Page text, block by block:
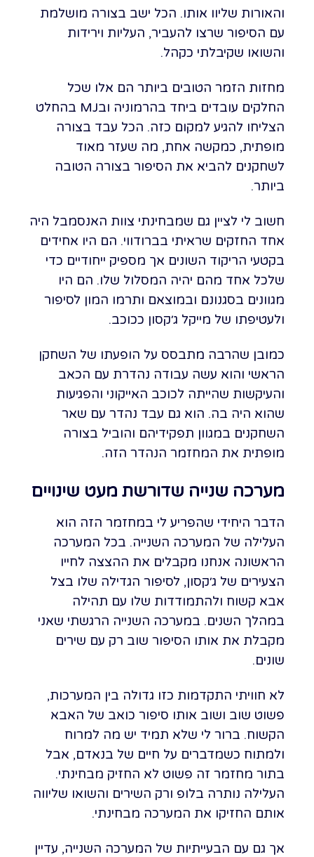
והאורות שליוו אותו. הכל ישב בצורה מושלמת
עם הסיפור שרצו להעביר, העליות וירידות
והשואו שקיבלתי כקהל.
מחזות הזמר הטובים ביותר הם אלו שכל
החלקים עובדים ביחד בהרמוניה ובMJ בהחלט
הצליחו להגיע למקום כזה. הכל עבד בצורה
מופתית, כמקשה אחת, מה שעזר מאוד
לשחקנים להביא את הסיפור בצורה הטובה
ביותר.
חשוב לי לציין גם שמבחינתי צוות האנסמבל היה
אחד החזקים שראיתי בברודווי. הם היו אחידים
בקטעי הריקוד השונים אך מספיק ייחודיים כדי
שלכל אחד מהם יהיה המסלול שלו. הם היו
מגוונים בסגנונם ובמוצאם ותרמו המון לסיפור
ולעטיפתו של מייקל ג׳קסון ככוכב.
כמובן שהרבה מתבסס על הופעתו של השחקן
הראשי והוא עשה עבודה נהדרת עם הכאב
והעיקשות שהייתה לכוכב האייקוני והפגיעות
שהוא היה בה. הוא גם עבד נהדר עם שאר
השחקנים במגוון תפקידיהם והוביל בצורה
מופתית את המחזמר הנהדר הזה.
מערכה שנייה שדורשת מעט שינויים
הדבר היחידי שהפריע לי במחזמר הזה הוא
העלילה של המערכה השנייה. בכל המערכה
הראשונה אנחנו מקבלים את ההצצה לחייו
הצעירים של ג׳קסון, לסיפור הגדילה שלו בצל
אבא קשוח ולהתמודדות שלו עם תהילה
במהלך השנים. במערכה השנייה הרגשתי שאני
מקבלת את אותו הסיפור שוב רק עם שירים
שונים.
לא חוויתי התקדמות כזו גדולה בין המערכות,
פשוט שוב ושוב אותו סיפור כואב של האבא
הקשוח. ברור לי שלא תמיד יש מה למרוח
ולמתוח כשמדברים על חיים של בנאדם, אבל
בתור מחזמר זה פשוט לא החזיק מבחינתי.
העלילה נותרה בלופ ורק השירים והשואו שליווה
אותם החזיקו את המערכה מבחינתי.
אך גם עם הבעייתיות של המערכה השנייה, עדיין